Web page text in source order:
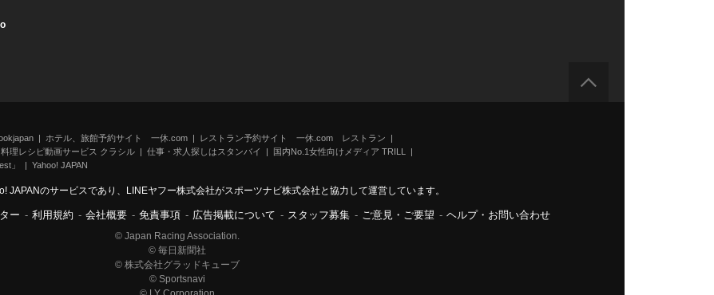
ホテル、旅館予約サイト 一休.com
レストラン予約サイト 一休.com レストラン
料理レシピ動画サービス クラシル 仕事・求人探しはスタンバイ
国内No.1女性向けメディア TRILL
」
Yahoo! JAPAN
JAPANのサービスであり、LINEヤフー株式会社がスポーツナビ株式会社と協力して運営しています。
ー - 利用規約 - 会社概要 - 免責事項 - 広告掲載について - スタッフ募集 - ご意見・ご要望 - ヘルプ・お問い合わせ
© Japan Racing Association.
© 毎日新聞社
© 株式会社グラッドキューブ
© Sportsnavi